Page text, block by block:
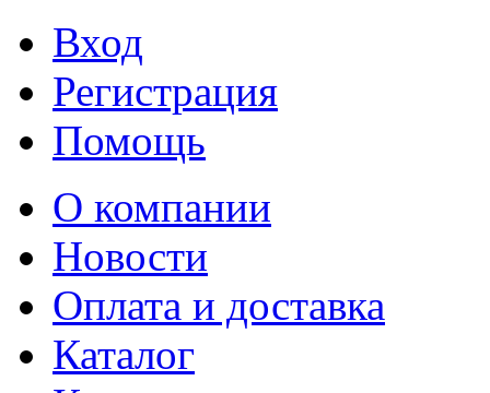
Вход
Регистрация
Помощь
О компании
Новости
Оплата и доставка
Каталог